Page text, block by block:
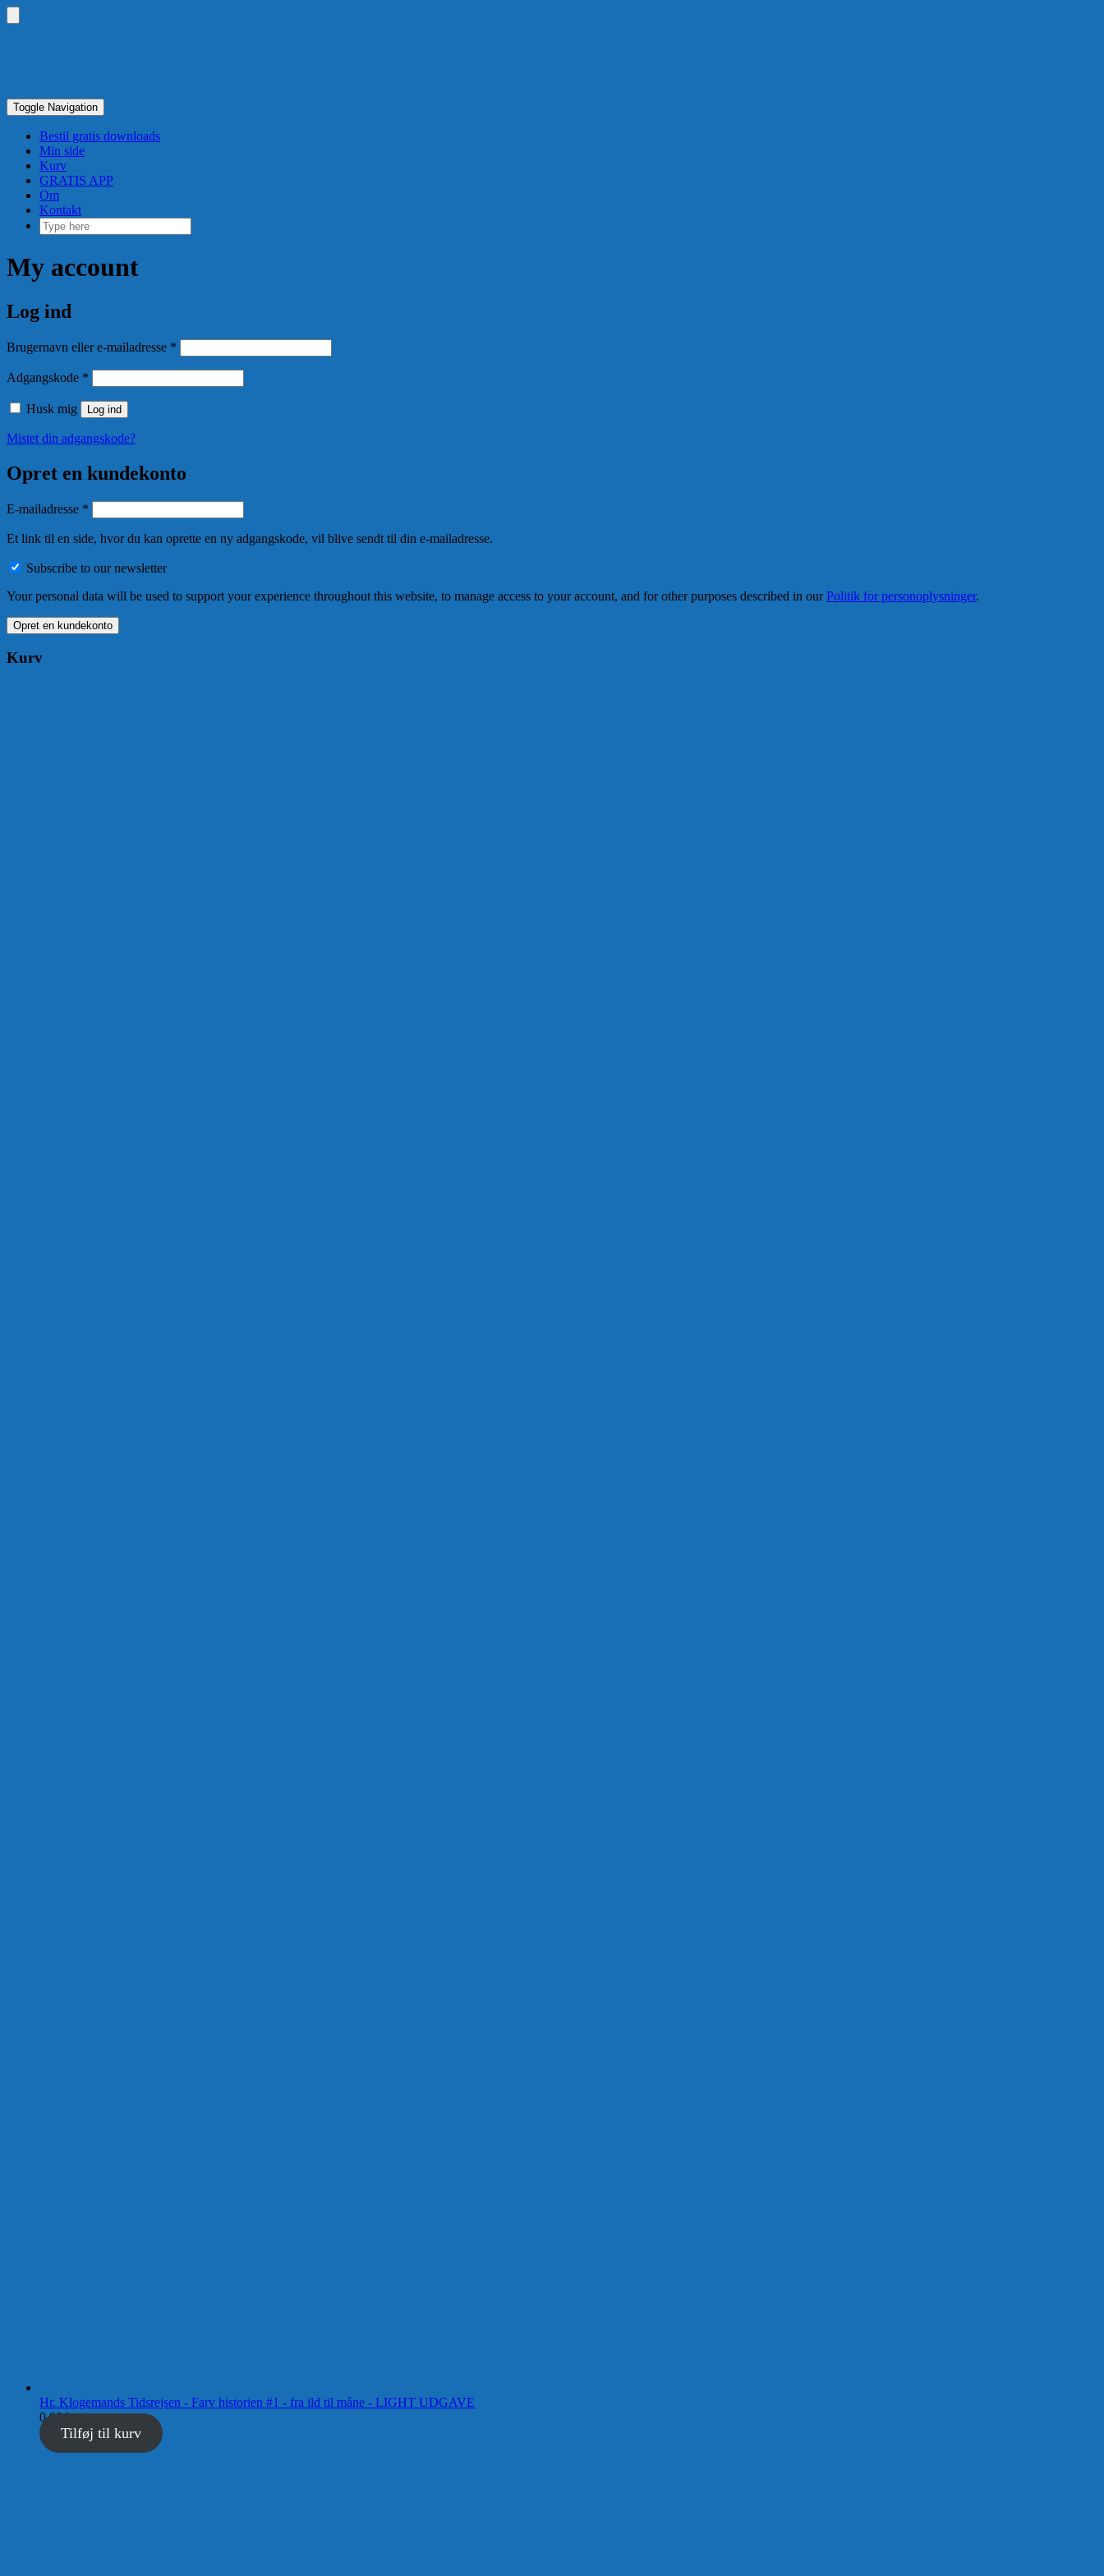
Skip
to
Toggle Navigation
Bestil gratis downloads
Min side
Kurv
GRATIS APP
Om
Kontakt
My account
Log ind
Brugernavn eller e-mailadresse *
Adgangskode *
Husk mig Log ind
Mistet din adgangskode?
Opret en kundekonto
E-mailadresse *
Et link til en side, hvor du kan oprette en ny adgangskode, vil blive sendt til din e-mailadresse.
Subscribe to our newsletter
Your personal data will be used to support your experience throughout this website, to manage access to your account, and for other purposes described in ourPolitik for personoplysninger.
Opret en kundekonto
Kurv
Hr. Klogemands Tidsrejsen - Farv historien #1 - fra ild til måne - LIGHT UDGAVE
0,00kr.
Tilføj til kurv